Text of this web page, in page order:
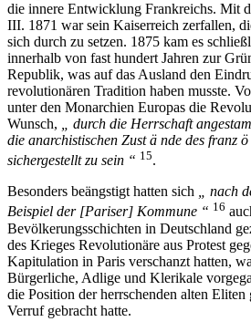
die innere Entwicklung Frankreichs. Mit
III. 1871 war sein Kaiserreich zerfallen,
sich durch zu setzen. 1875 kam es
innerhalb von fast hundert Jahren zur
Republik, was auf das Ausland den
revolutionären Tradition haben musste.
unter den Monarchien Europas die
Wunsch,
„ durch die Herrschaft
die anarchistischen Zust ä nde des franz ö
sichergestellt zu sein “ 15.
Besonders beängstigt hatten sich
„ nach
Beispiel der [Pariser] Kommune “ 16
Bevölkerungsschichten in Deutschland
des Krieges Revolutionäre aus Protest
Kapitulation in Paris verschanzt hatten,
Bürgerliche, Adlige und Klerikale
die Position der herrschenden alten
Verruf gebracht hatte.